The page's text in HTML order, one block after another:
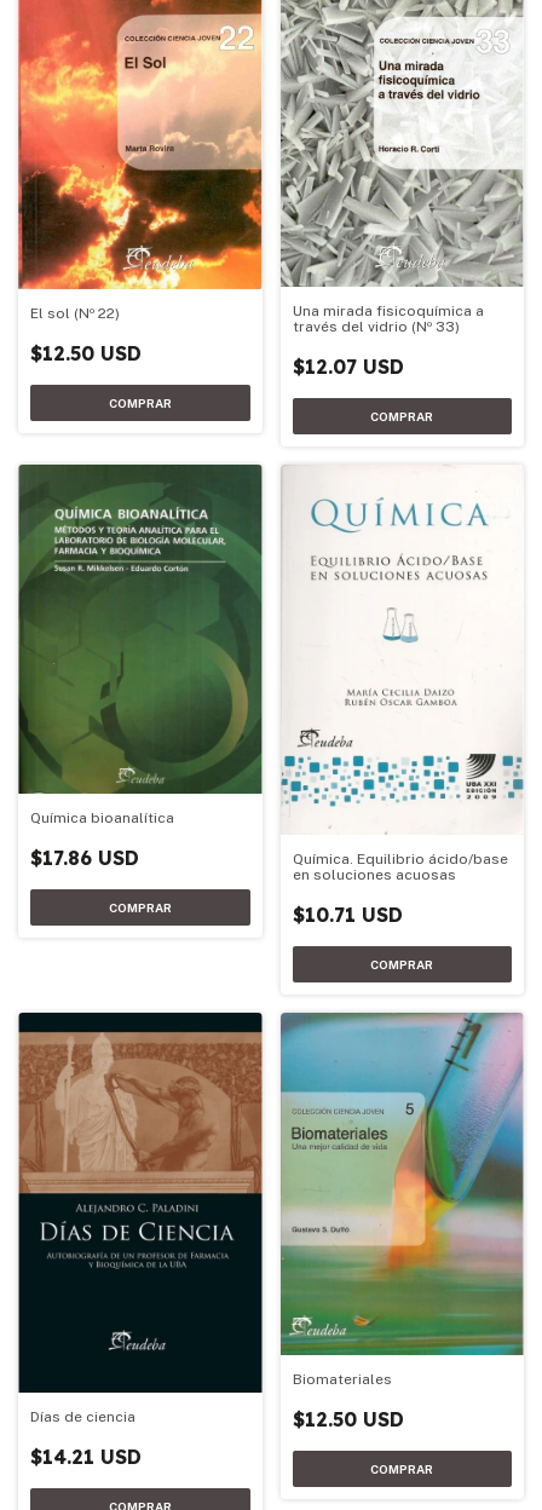
El sol (Nº 22)
$12.50 USD
Una mirada fisicoquímica a
través del vidrio (Nº 33)
$12.07 USD
Química bioanalítica
$17.86 USD
Química. Equilibrio ácido/base
en soluciones acuosas
$10.71 USD
Días de ciencia
$14.21 USD
Biomateriales
$12.50 USD